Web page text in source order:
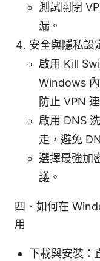
測試關閉
漏。
安全與隱私設
啟用 Kill
Windows
防止 VPN
啟用 DNS
走，避免
選擇最強加
議。
四、如何在
用
下載與安裝：